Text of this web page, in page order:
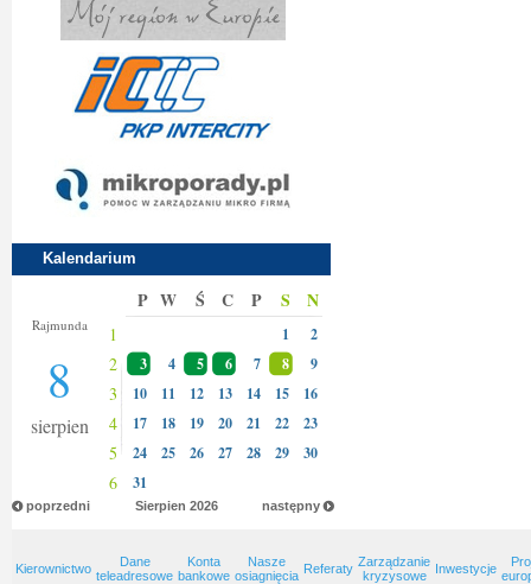
Kalendarium
Rajmunda
8
sierpien
P W Ś C P S N
1 1 2
2 3 4 5 6 7 8 9
3 10 11 12 13 14 15 16
4 17 18 19 20 21 22 23
5 24 25 26 27 28 29 30
6 31
poprzedni następny
Sierpien 2026
Kierownictwo
Dane
teleadresowe
Konta
bankowe
Nasze
osiagnięcia Referaty Zarządzanie
kryzysowe
Inwestycje